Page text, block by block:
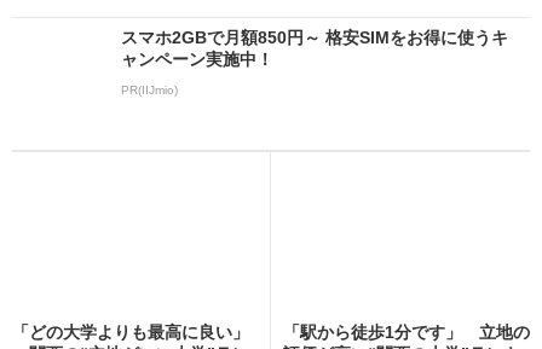
スマホ2GBで月額850円～ 格安SIMをお得に使うキ
ャンペーン実施中！
PR(IIJmio)
「どの大学よりも最高に良い」
「駅から徒歩1分です」 立地の